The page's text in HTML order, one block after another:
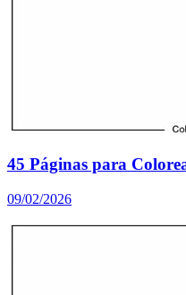
45 Páginas para
09/02/2026